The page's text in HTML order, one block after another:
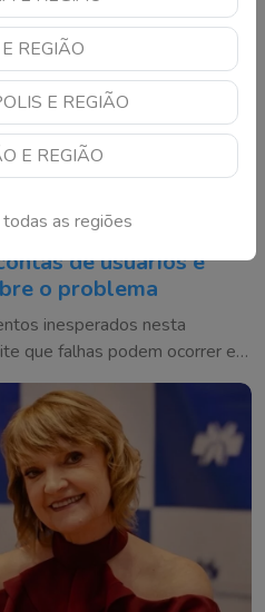
REGIÃO
E REGIÃO
E REGIÃO
as regiões
de usuários e
o problema
inesperados nesta
que falhas podem ocorrer e